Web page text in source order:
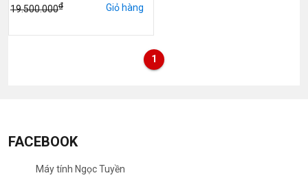
19.500.000₫ Giỏ hàng
1
FACEBOOK
Máy tính Ngọc Tuyền